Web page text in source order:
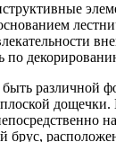
по
различной
брус,